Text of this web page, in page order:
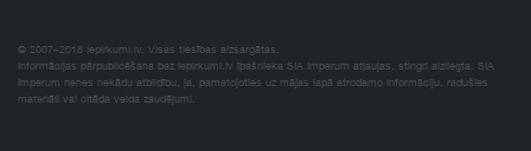
© 2007–2018 Iepirkumi.lv. Visas tiesības aizsargātas.
Informācijas pārpublicēšana bez iepirkumi.lv īpašnieka SIA Imperum atļaujas, stingri aizliegta. SIA
Imperum nenes nekādu atbildību, ja, pamatojoties uz mājas lapā atrodamo informāciju, radušies
materiāli vai citāda veida zaudējumi.